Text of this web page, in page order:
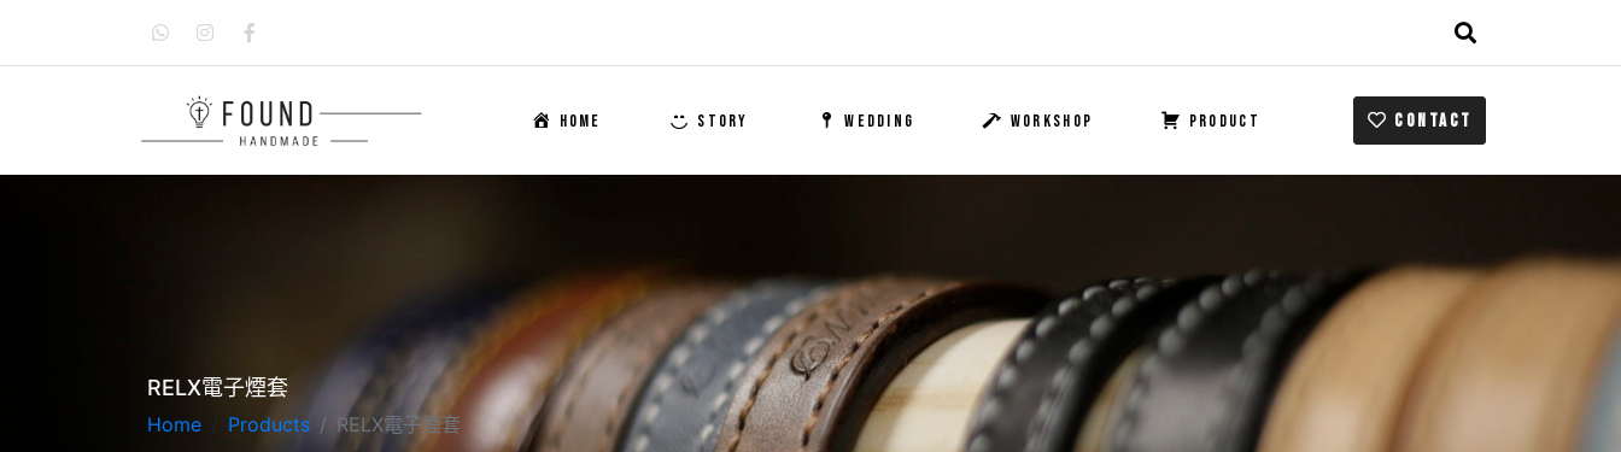
HOME STORY WEDDING WORKSHOP PRODUCT CONTACT
RELX電子煙套
Home Products RELX電子煙套